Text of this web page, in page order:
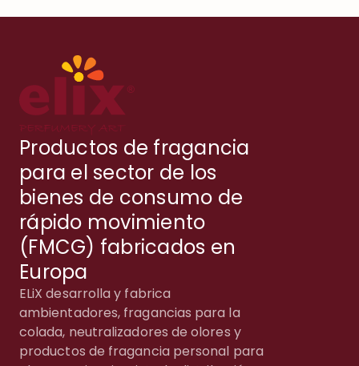
Productos de fragancia
para el sector de los
bienes de consumo de
rápido movimiento
(FMCG) fabricados en
Europa
ELiX desarrolla y fabrica
ambientadores, fragancias para la
colada, neutralizadores de olores y
productos de fragancia personal para